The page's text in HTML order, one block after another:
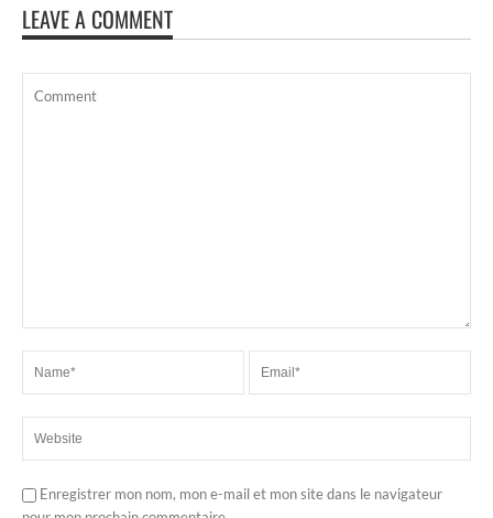
LEAVE A COMMENT
Enregistrer mon nom, mon e-mail et mon site dans le navigateur